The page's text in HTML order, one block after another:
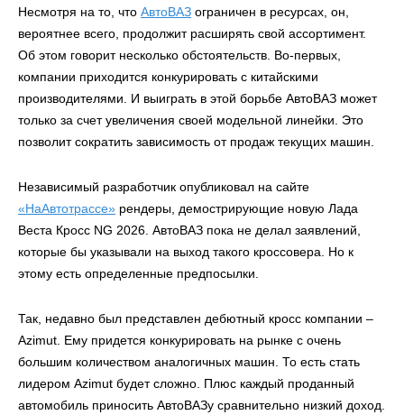
Несмотря на то, что АвтоВАЗ ограничен в ресурсах, он,
вероятнее всего, продолжит расширять свой ассортимент.
Об этом говорит несколько обстоятельств. Во-первых,
компании приходится конкурировать с китайскими
производителями. И выиграть в этой борьбе АвтоВАЗ может
только за счет увеличения своей модельной линейки. Это
позволит сократить зависимость от продаж текущих машин.
Независимый разработчик опубликовал на сайте
«НаАвтотрассе» рендеры, демострирующие новую Лада
Веста Кросс NG 2026. АвтоВАЗ пока не делал заявлений,
которые бы указывали на выход такого кроссовера. Но к
этому есть определенные предпосылки.
Так, недавно был представлен дебютный кросс компании –
Azimut. Ему придется конкурировать на рынке с очень
большим количеством аналогичных машин. То есть стать
лидером Azimut будет сложно. Плюс каждый проданный
автомобиль приносить АвтоВАЗу сравнительно низкий доход.